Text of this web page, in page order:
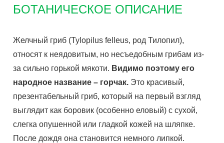
БОТАНИЧЕСКОЕ ОПИСАНИЕ
Желчный гриб (Tylopilus felleus, род Тилопил),
относят к неядовитым, но несъедобным грибам из-
за сильно горькой мякоти. Видимо поэтому его
народное название – горчак. Это красивый,
презентабельный гриб, который на первый взгляд
выглядит как боровик (особенно еловый) с сухой,
слегка опушенной или гладкой кожей на шляпке.
После дождя она становится немного липкой.